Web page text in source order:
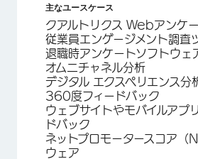
主なユースケース
クアルトリクス Webアンケ
従業員エンゲージメント調査
退職時アンケートソフトウェ
オムニチャネル分析
デジタル エクスペリエンス分
360度フィードバック
ウェブサイトやモバイルアプ
ドバック
ネットプロモータースコア（
ウェア